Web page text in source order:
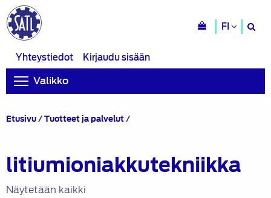
FI
Yhteystiedot
Kirjaudu sisään
Valikko
Etusivu/Tuotteet ja palvelut/
litiumioniakkutekniikka
Näytetään kaikki